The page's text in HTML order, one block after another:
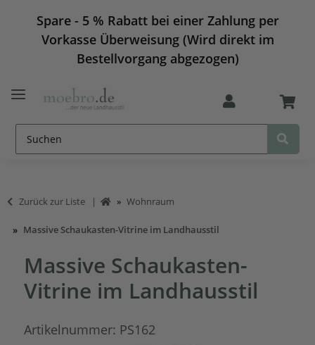
Spare - 5 % Rabatt bei einer Zahlung per
Vorkasse Überweisung (Wird direkt im
Bestellvorgang abgezogen)
Zurück zur Liste Wohnraum
Massive Schaukasten-Vitrine im Landhausstil
Massive Schaukasten-
Vitrine im Landhausstil
Artikelnummer: PS162